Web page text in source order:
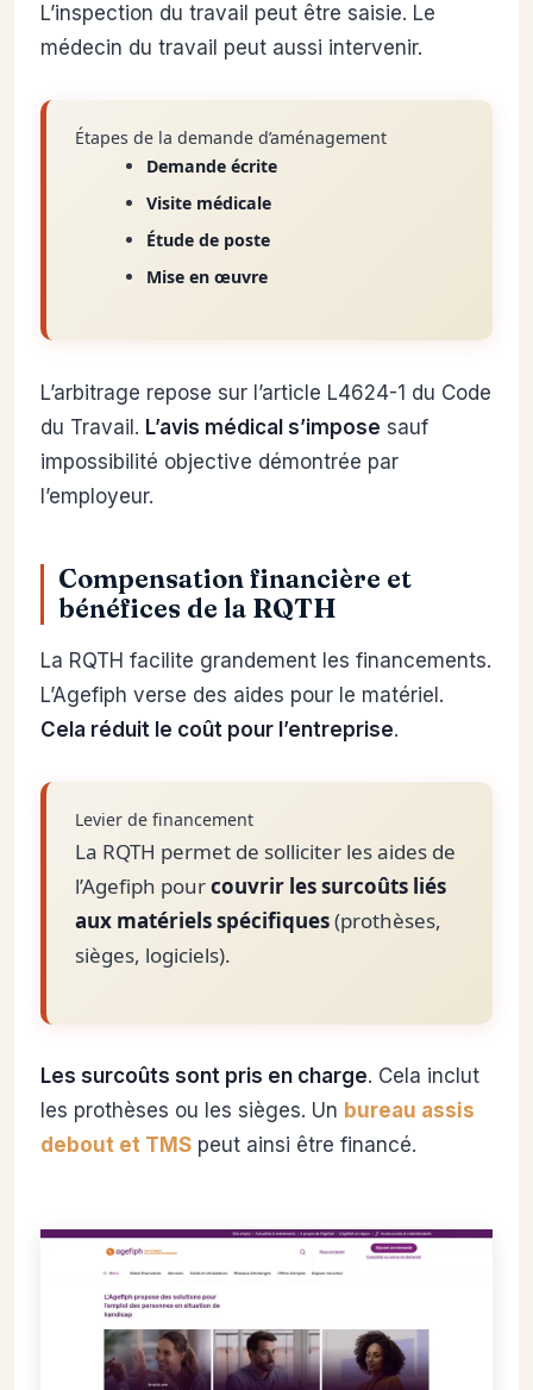
L’inspection du travail peut être saisie. Le
médecin du travail peut aussi intervenir.
Étapes de la demande d’aménagement
Demande écrite
Visite médicale
Étude de poste
Mise en œuvre
L’arbitrage repose sur l’article L4624-1 du Code
du Travail. L’avis médical s’impose sauf
impossibilité objective démontrée par
l’employeur.
Compensation financière et
bénéfices de la RQTH
La RQTH facilite grandement les financements.
L’Agefiph verse des aides pour le matériel.
Cela réduit le coût pour l’entreprise.
Levier de financement
La RQTH permet de solliciter les aides de
l’Agefiph pourcouvrir les surcoûts liés
aux matériels spécifiques(prothèses,
sièges, logiciels).
Les surcoûts sont pris en charge. Cela inclut
les prothèses ou les sièges. Un bureau assis
debout et TMS peut ainsi être financé.